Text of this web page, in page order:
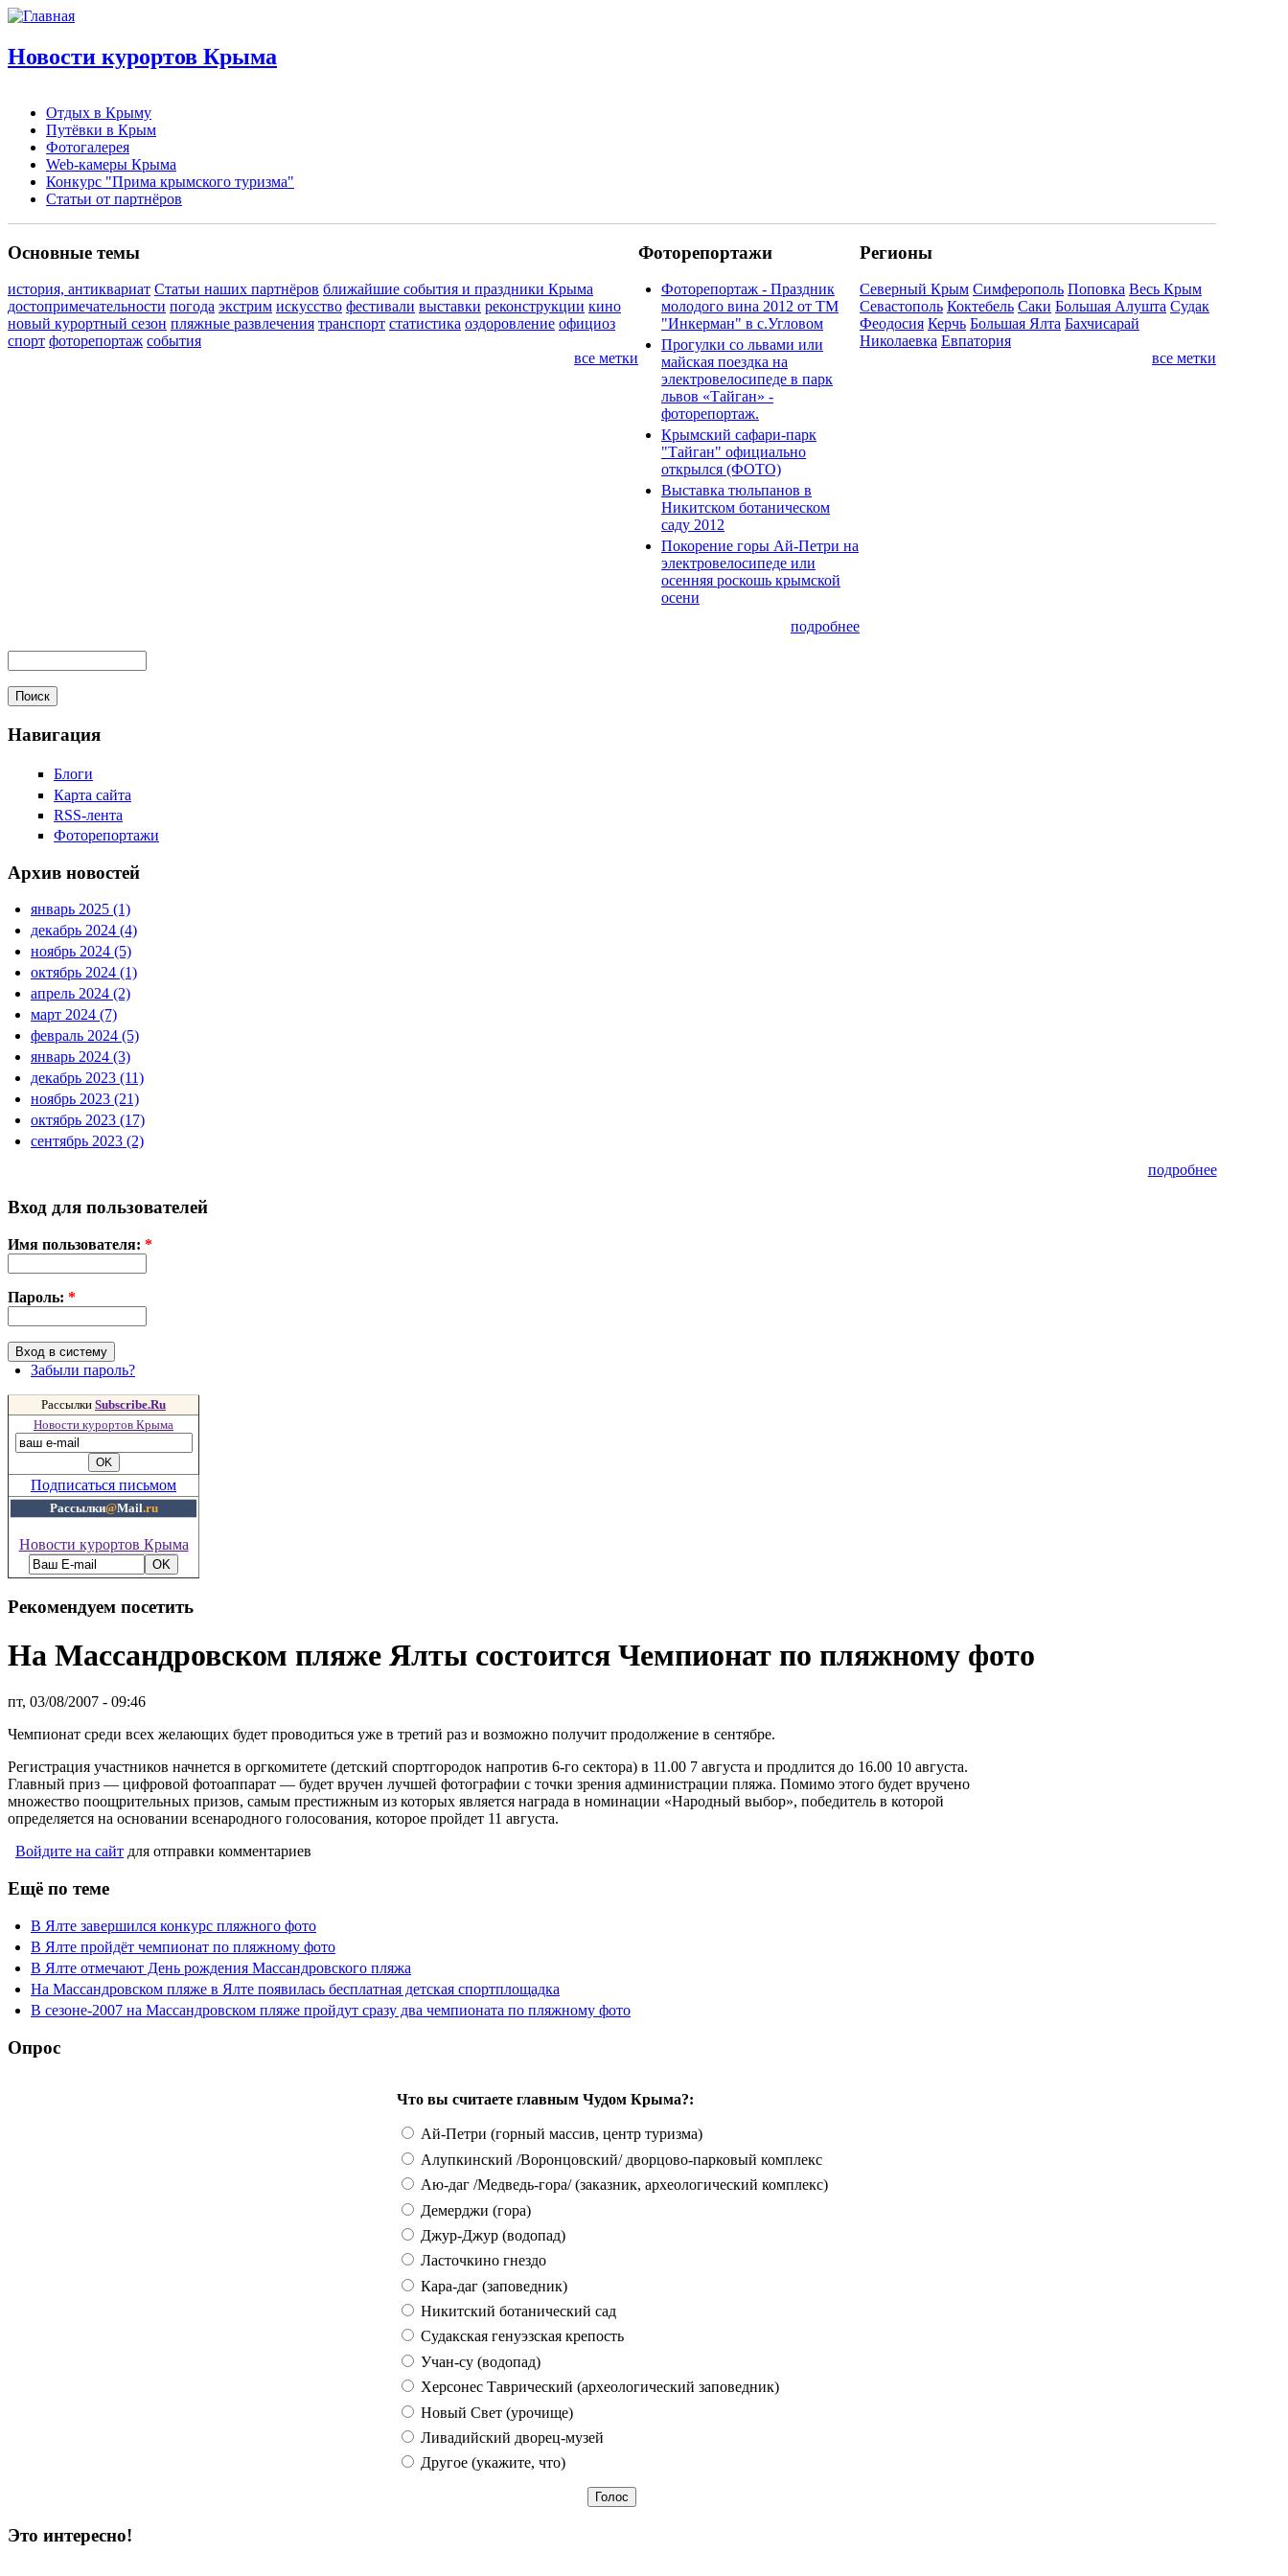
Новости курортов Крыма
Отдых в Крыму
Путёвки в Крым
Фотогалерея
Web-камеры Крыма
Конкурс "Прима крымского туризма"
Статьи от партнёров
Основные темы
история, антиквариат Статьи наших партнёров ближайшие события и праздники Крыма
достопримечательности погода экстрим искусство фестивали выставки реконструкции кино
новый курортный сезон пляжные развлечения транспорт статистика оздоровление официоз
спорт фоторепортаж события
все метки
Фоторепортажи
Фоторепортаж - Праздник
молодого вина 2012 от ТМ
"Инкерман" в с.Угловом
Прогулки cо львами или
майская поездка на
электровелосипеде в парк
львов «Тайган» -
фоторепортаж.
Крымский сафари-парк
"Тайган" официально
открылся (ФОТО)
Выставка тюльпанов в
Никитском ботаническом
саду 2012
Покорение горы Ай-Петри на
электровелосипеде или
осенняя роскошь крымской
осени
подробнее
Регионы
Северный Крым Симферополь Поповка Весь Крым
Севастополь Коктебель Саки Большая Алушта Судак
Феодосия Керчь Большая Ялта Бахчисарай
Николаевка Евпатория
все метки
Навигация
Блоги
Карта сайта
RSS-лента
Фоторепортажи
Архив новостей
январь 2025 (1)
декабрь 2024 (4)
ноябрь 2024 (5)
октябрь 2024 (1)
апрель 2024 (2)
март 2024 (7)
февраль 2024 (5)
январь 2024 (3)
декабрь 2023 (11)
ноябрь 2023 (21)
октябрь 2023 (17)
сентябрь 2023 (2)
подробнее
Вход для пользователей
Имя пользователя: *
Пароль: *
Забыли пароль?
Рассылки Subscribe.Ru
Новости курортов Крыма
Подписаться письмом
Рассылки@Mail.ru
Новости курортов Крыма
Рекомендуем посетить
На Массандровском пляже Ялты состоится Чемпионат по пляжному фото
пт, 03/08/2007 - 09:46
Чемпионат среди всех желающих будет проводиться уже в третий раз и возможно получит продолжение в сентябре.
Регистрация участников начнется в оргкомитете (детский спортгородок напротив 6-го сектора) в 11.00 7 августа и продлится до 16.00 10 августа.
Главный приз — цифровой фотоаппарат — будет вручен лучшей фотографии с точки зрения администрации пляжа. Помимо этого будет вручено
множество поощрительных призов, самым престижным из которых является награда в номинации «Народный выбор», победитель в которой
определяется на основании всенародного голосования, которое пройдет 11 августа.
Войдите на сайт для отправки комментариев
Ещё по теме
В Ялте завершился конкурс пляжного фото
В Ялте пройдёт чемпионат по пляжному фото
В Ялте отмечают День рождения Массандровского пляжа
На Массандровском пляже в Ялте появилась бесплатная детская спортплощадка
В сезоне-2007 на Массандровском пляже пройдут сразу два чемпионата по пляжному фото
Опрос
Что вы считаете главным Чудом Крыма?:
Ай-Петри (горный массив, центр туризма)
Алупкинский /Воронцовский/ дворцово-парковый комплекс
Аю-даг /Медведь-гора/ (заказник, археологический комплекс)
Демерджи (гора)
Джур-Джур (водопад)
Ласточкино гнездо
Кара-даг (заповедник)
Никитский ботанический сад
Судакская генуэзская крепость
Учан-су (водопад)
Херсонес Таврический (археологический заповедник)
Новый Свет (урочище)
Ливадийский дворец-музей
Другое (укажите, что)
Это интересно!